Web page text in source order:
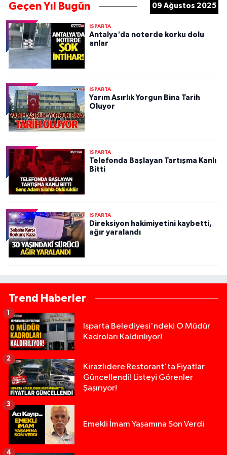
Geçen Yıl Bugün 09 Ağustos 2025
ISPARTA
Antalya'da noterde korku dolu
anlar
ISPARTA
Yarım Asırlık Yorgun Bina Tarih
Oluyor
ISPARTA
Telefonda Başlayan Tartışma Kanlı
Bitti
ISPARTA
Direksiyon hakimiyetini kaybetti,
ağır yaralandı
Trend Haberler
Isparta Belediyesi'ndeki O Müdür
Kadroları Kaldırılıyor!
1
Kirazlıdere Restorant'ta Fiyatlar
Güncellendi! Listeyi Görenler
Şaşırıyor!
2
Emekli İmam Yaşamına Son Verdi
3
4